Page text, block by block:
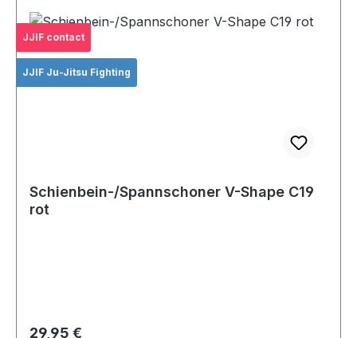
JJIF contact
JJIF Ju-Jitsu Fighting
Schienbein-/Spannschoner V-Shape C19
rot
Regulärer Preis:
29,95 €